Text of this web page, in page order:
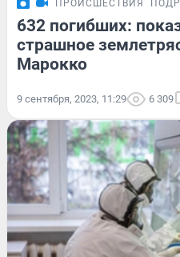
ПРОИСШЕСТВИЯ
632 погибших:
страшное
Марокко
9 сентября, 2023, 11:29 6 309